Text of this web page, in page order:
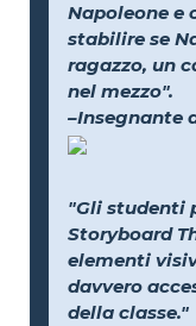
Napoleone e
stabilire se
ragazzo, un
nel mezzo".
–Insegnante
"Gli studenti
Storyboard
elementi
davvero
della classe."